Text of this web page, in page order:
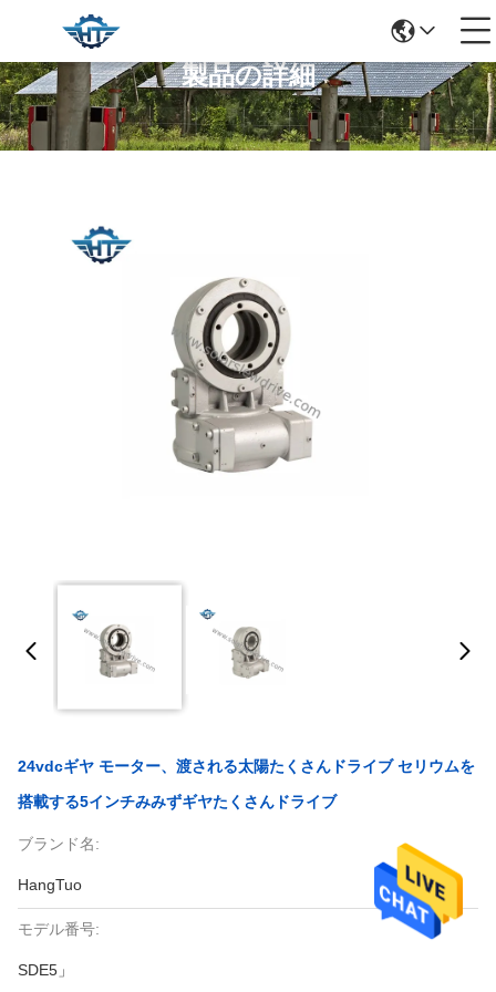
製品の詳細
24vdcギヤ モーター、渡される太陽たくさんドライブ セリウムを
搭載する5インチみみずギヤたくさんドライブ
ブランド名:
HangTuo
モデル番号:
SDE5」